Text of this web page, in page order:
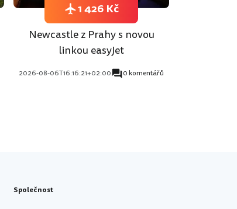
Newcastle z Prahy s novou
linkou easyJet
2026-08-06T16:16:21+02:00 0 komentářů
1 426 Kč
Společnost